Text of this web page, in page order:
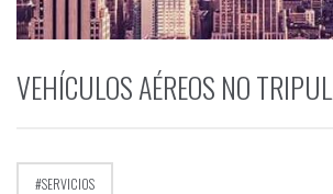
VEHÍCULOS AÉREOS NO
SERVICIOS